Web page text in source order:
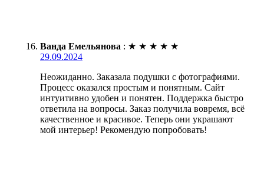
Ванда Емельянова : ★ ★ ★ ★ ★
29.09.2024
Неожиданно. Заказала подушки с фотографиями.
Процесс оказался простым и понятным. Сайт
интуитивно удобен и понятен. Поддержка быстро
ответила на вопросы. Заказ получила вовремя, всё
качественное и красивое. Теперь они украшают
мой интерьер! Рекомендую попробовать!